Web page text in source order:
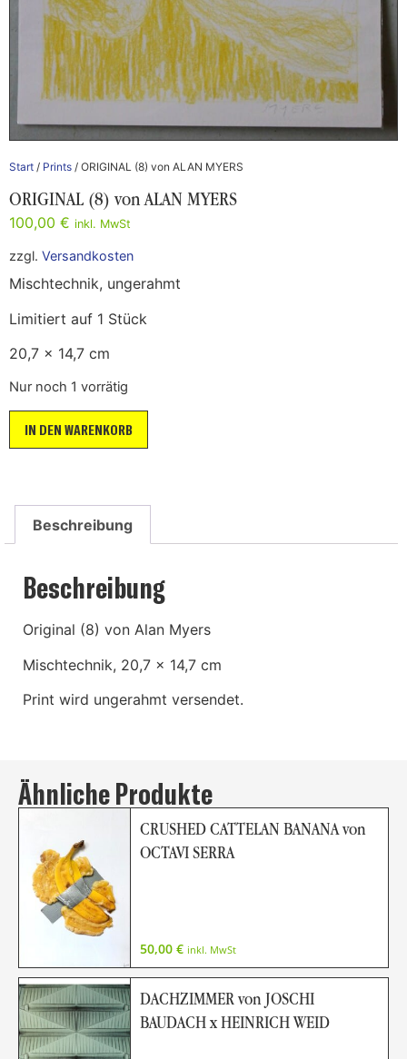
Start / Prints / ORIGINAL (8) von ALAN MYERS
ORIGINAL (8) von ALAN MYERS
100,00 € inkl. MwSt
zzgl. Versandkosten
Mischtechnik, ungerahmt
Limitiert auf 1 Stück
20,7 x 14,7 cm
Nur noch 1 vorrätig
IN DEN WARENKORB
Beschreibung
Beschreibung
Original (8) von Alan Myers
Mischtechnik, 20,7 x 14,7 cm
Print wird ungerahmt versendet.
Ähnliche Produkte
CRUSHED CATTELAN BANANA von
OCTAVI SERRA
50,00 € inkl. MwSt
DACHZIMMER von JOSCHI
BAUDACH x HEINRICH WEID